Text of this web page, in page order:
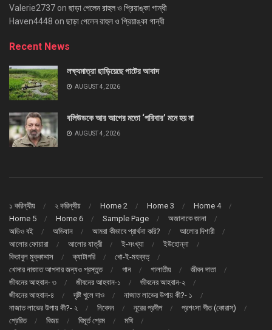
Valerie2737 on ছাড়া পেলেন রাহুল ও প্রিয়াঙ্কা গান্ধী
Haven4448 on ছাড়া পেলেন রাহুল ও প্রিয়াঙ্কা গান্ধী
Recent News
লক্ষ্যমাত্রা ছাড়িয়েছে পাটের আবাদ
AUGUST 4, 2026
বলিউডকে আর আগের মতো ‘পরিবার’ মনে হয় না
AUGUST 4, 2026
১ করিন্থীয় ২ করিন্থীয় Home 2 Home 3
Home 4
Home 5
Home 6 Sample Page
অজানাকে জানা
অডিও বই
অভিযান আমরা কীভাবে প্রার্থনা করি?
আলোর দিশারী
আলোর ফোয়ারা
আলোর যাত্রী ই-সংখ্যা
ইউহোন্না
কিতাবুল মুক্কাদ্দাস
ক্যাটাগরি
খো-ই-মহব্বত্
খোদার নাজাত আপনার জন্যও প্রস্তুত
গান গালাতীয়
জীবন দাতা
জীবনের আহবান- ৩
জীবনের আহবান-১
জীবনের আহবান-২
জীবনের আহবান-৪
দৃষ্টি খুলে দাও
নাজাত লাভের উপায় কী?- ১
নাজাত লাভের উপায় কী?- ২
নিবেদন নূরের প্রদীপ
প্রশংসা গীত (কোরাস্)
প্রেরিত
বিজয় বিমূর্ত প্রেম
মথি